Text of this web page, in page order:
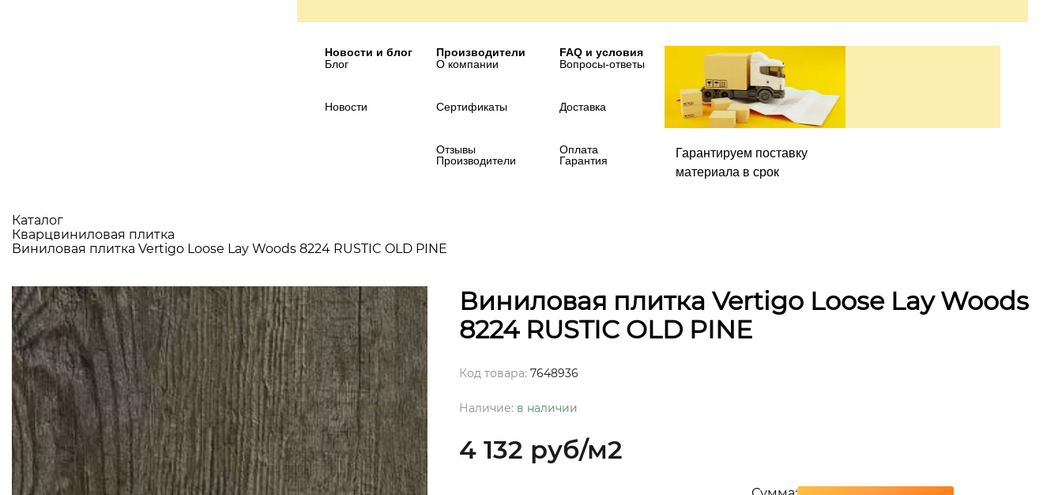
Новости и блог
Блог
Новости
Производители
О компании
Сертификаты
Отзывы
Производители
FAQ и условия
Вопросы-ответы
Доставка
Оплата
Гарантия
Гарантируем поставку
материала в срок
Каталог
Кварцвиниловая плитка
Виниловая плитка Vertigo Loose Lay Woods 8224 RUSTIC OLD PINE
Виниловая плитка Vertigo Loose Lay Woods
8224 RUSTIC OLD PINE
Код товара: 7648936
Наличие: в наличии
4 132 руб/м2